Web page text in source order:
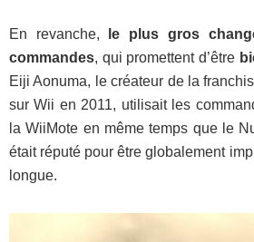
En revanche, le plus gros
commandes, qui promettent d’être
Eiji Aonuma, le créateur de la
sur Wii en 2011, utilisait les
la WiiMote en même temps que le
était réputé pour être globalement
longue.